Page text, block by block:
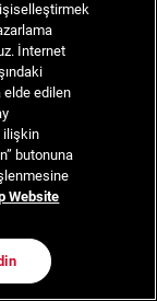
İnternet
elde edilen
ilişkin
butonuna
Website